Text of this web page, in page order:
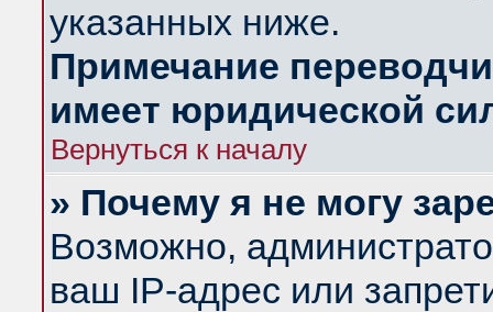
указанных ниже.
Примечание
имеет юридической
Вернуться к началу
» Почему я не могу
Возможно,
ваш IP-адрес или